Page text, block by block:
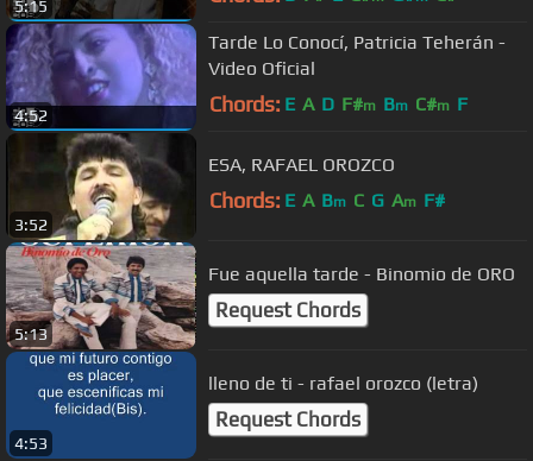
5:15
4:52
Tarde Lo Conocí, Patricia Teherán -
Video Oficial
Chords: E A D F#m Bm C#m F
3:52
ESA, RAFAEL OROZCO
Chords: E A Bm C G Am F#
5:13
Fue aquella tarde - Binomio de ORO
Request Chords
4:53
lleno de ti - rafael orozco (letra)
Request Chords